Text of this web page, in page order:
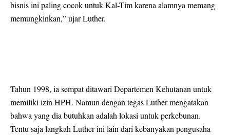
bisnis ini paling cocok untuk Kal-Tim karena alamnya memang
memungkinkan,” ujar Luther.
Tahun 1998, ia sempat ditawari Departemen Kehutanan untuk
memiliki izin HPH. Namun dengan tegas Luther mengatakan
bahwa yang dia butuhkan adalah lokasi untuk perkebunan.
Tentu saja langkah Luther ini lain dari kebanyakan pengusaha